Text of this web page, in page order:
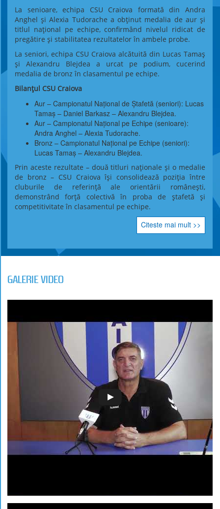
La senioare, echipa CSU Craiova formată din Andra
Anghel și Alexia Tudorache a obținut medalia de aur și
titlul național pe echipe, confirmând nivelul ridicat de
pregătire și stabilitatea rezultatelor în ambele probe.
La seniori, echipa CSU Craiova alcătuită din Lucas Tamaș
și Alexandru Blejdea a urcat pe podium, cucerind
medalia de bronz în clasamentul pe echipe.
Bilanțul CSU Craiova
Aur – Campionatul Național de Ștafetă (seniori): Lucas
Tamaș – Daniel Barkasz – Alexandru Blejdea.
Aur – Campionatul Național pe Echipe (senioare):
Andra Anghel – Alexia Tudorache.
Bronz – Campionatul Național pe Echipe (seniori):
Lucas Tamaș – Alexandru Blejdea.
Prin aceste rezultate – două titluri naționale și o medalie
de bronz – CSU Craiova își consolidează poziția între
cluburile de referință ale orientării românești,
demonstrând forță colectivă în proba de ștafetă și
competitivitate în clasamentul pe echipe.
Citeste mai mult >>
GALERIE VIDEO